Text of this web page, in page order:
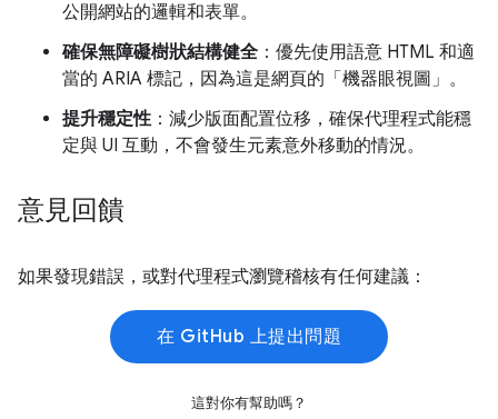
公開網站的邏輯和表單。
確保無障礙樹狀結構健全 ：優先使用語意 HTML 和適
當的 ARIA 標記，因為這是網頁的「機器眼視圖」。
提升穩定性：減少版面配置位移，確保代理程式能穩
定與 UI 互動，不會發生元素意外移動的情況。
意見回饋
如果發現錯誤，或對代理程式瀏覽稽核有任何建議：
在 GitHub 上提出問題
這對你有幫助嗎？